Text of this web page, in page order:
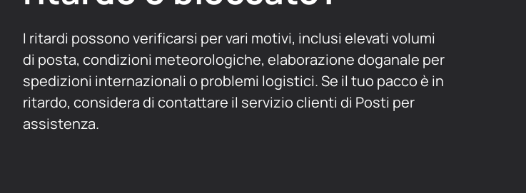
I ritardi possono verificarsi per vari motivi, inclusi elevati volumi
di posta, condizioni meteorologiche, elaborazione doganale per
spedizioni internazionali o problemi logistici. Se il tuo pacco è in
ritardo, considera di contattare il servizio clienti di Posti per
assistenza.